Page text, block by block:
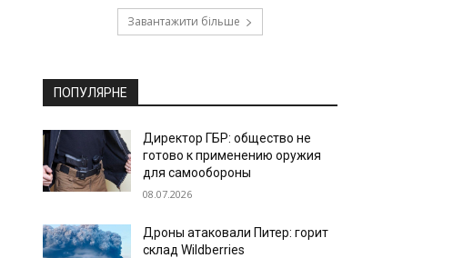
Завантажити більше
ПОПУЛЯРНЕ
Директор ГБР: общество не
готово к применению оружия
для самообороны
08.07.2026
Дроны атаковали Питер: горит
склад Wildberries